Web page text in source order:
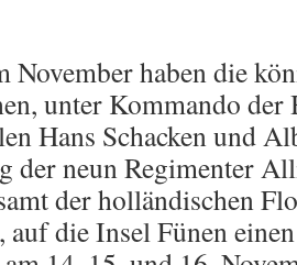
November haben die
unter Kommando der
Hans Schacken und
der neun Regimenter
der holländischen
die Insel Fünen